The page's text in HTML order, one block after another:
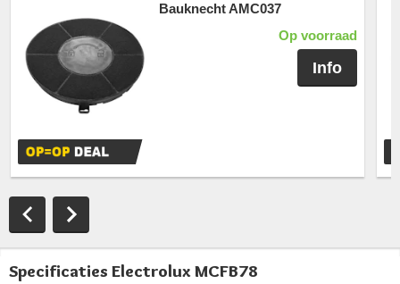
Bauknecht AMC037
Op voorraad
Info
Specificaties Electrolux MCFB78